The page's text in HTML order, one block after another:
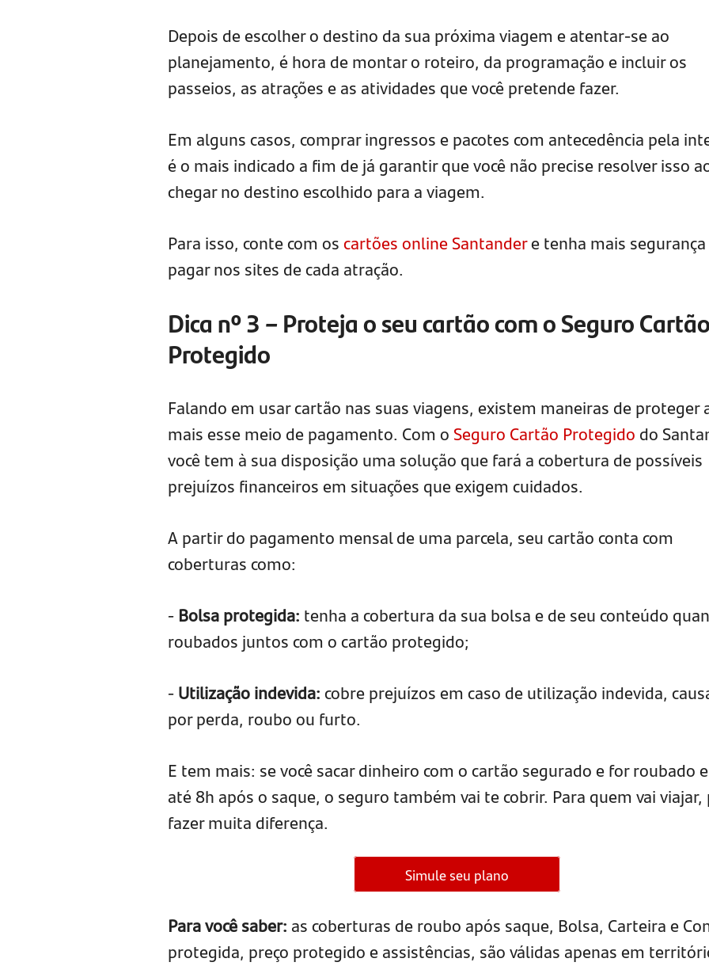
Depois de escolher o destino da sua próxima viagem e atentar-se ao
planejamento, é hora de montar o roteiro, da programação e incluir os
passeios, as atrações e as atividades que você pretende fazer.
Em alguns casos, comprar ingressos e pacotes com antecedência pela
é o mais indicado a fim de já garantir que você não precise resolver isso
chegar no destino escolhido para a viagem.
Para isso, conte com oscartões online Santandere tenha mais
pagar nos sites de cada atração.
Dica nº 3 – Proteja o seu cartão com o Seguro Cartão
Protegido
Falando em usar cartão nas suas viagens, existem maneiras de proteger
mais esse meio de pagamento. Com o Seguro Cartão Protegido do
você tem à sua disposição uma solução que fará a cobertura de possíveis
prejuízos financeiros em situações que exigem cuidados.
A partir do pagamento mensal de uma parcela, seu cartão conta com
coberturas como:
- Bolsa protegida: tenha a cobertura da sua bolsa e de seu conteúdo
roubados juntos com o cartão protegido;
-Utilização indevida:cobre prejuízos em caso de utilização indevida,
por perda, roubo ou furto.
E tem mais: se você sacar dinheiro com o cartão segurado e for roubado
até 8h após o saque, o seguro também vai te cobrir. Para quem vai viajar,
fazer muita diferença.
Simule seu plano
Para você saber: as coberturas de roubo após saque, Bolsa, Carteira e
protegida, preço protegido e assistências, são válidas apenas em